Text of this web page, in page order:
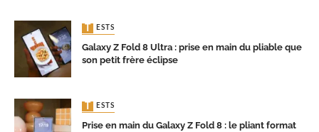
TESTS
Galaxy Z Fold 8 Ultra : prise en main du pliable que
son petit frère éclipse
TESTS
Prise en main du Galaxy Z Fold 8 : le pliant format